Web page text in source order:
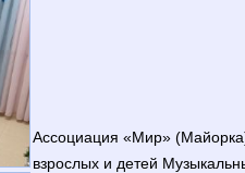
Ассоциация «Мир»
взрослых и детей